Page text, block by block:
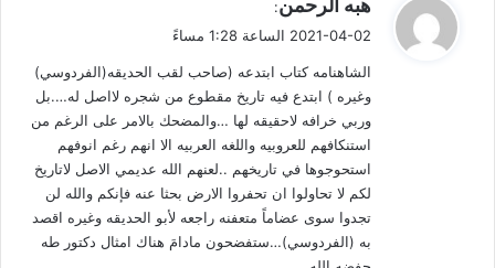
الشاهنامة أساطير بشهادة أعظم شاعر وأعظم مؤرخ إيرانيَّين
معاصرين
وبينما يرى أحمد شاملو، أعظم الشعراء الفرس المعاصرين، أن
الشاهنامة لا تعدو كونها مجموعة أساطير حيكت من قبل شعوبيين
بتحريض بعض الحكام لأغراض سياسية؛ ولذلك لا يمكن اعتبارها
أساساً لتاريخ إيران قبل الإسلام.. نجد المؤرخ الإيراني ناصر بوربيرار
قد وصفها بالأساطير، وسفّه الذين يعتمدون عليها في كتابة
ل
هبه الرحمن:
2021-04-02 الساعة 1:28 مساءً
الشاهنامه كتاب ابتدعه (صاحب لقب الحديقه(الفردوسي)
وغيره ) ابتدع فيه تاريخ مقطوع من شجره لااصل له….بل
وربي خرافه لاحقيقه لها …والمضحك بالامر على الرغم من
استنكافهم للعروبيه واللغه العربيه الا انهم رغم انوفهم
استحوجوها في تاريخهم ..لعنهم الله عديمي الاصل لاتاريخ
لكم لا تحاولوا ان تحفروا الارض بحثا عنه فإنكم والله لن
تجدوا سوى عضاماً متعفنه راجعه لأبو الحديقه وغيره اقصد
به (الفردوسي)…ستفضحون مادامَ هناك امثال دكتور طه